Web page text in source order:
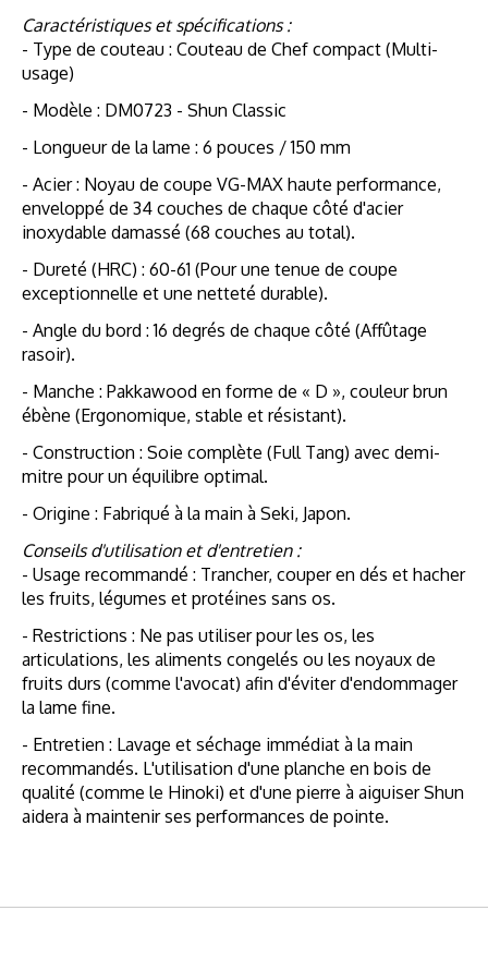
Caractéristiques et spécifications :
- Type de couteau : Couteau de Chef compact (Multi-
usage)
- Modèle : DM0723 - Shun Classic
- Longueur de la lame : 6 pouces / 150 mm
- Acier : Noyau de coupe VG-MAX haute performance,
enveloppé de 34 couches de chaque côté d'acier
inoxydable damassé (68 couches au total).
- Dureté (HRC) : 60-61 (Pour une tenue de coupe
exceptionnelle et une netteté durable).
- Angle du bord : 16 degrés de chaque côté (Affûtage
rasoir).
- Manche : Pakkawood en forme de « D », couleur brun
ébène (Ergonomique, stable et résistant).
- Construction : Soie complète (Full Tang) avec demi-
mitre pour un équilibre optimal.
- Origine : Fabriqué à la main à Seki, Japon.
Conseils d'utilisation et d'entretien :
- Usage recommandé : Trancher, couper en dés et hacher
les fruits, légumes et protéines sans os.
- Restrictions : Ne pas utiliser pour les os, les
articulations, les aliments congelés ou les noyaux de
fruits durs (comme l'avocat) afin d'éviter d'endommager
la lame fine.
- Entretien : Lavage et séchage immédiat à la main
recommandés. L'utilisation d'une planche en bois de
qualité (comme le Hinoki) et d'une pierre à aiguiser Shun
aidera à maintenir ses performances de pointe.